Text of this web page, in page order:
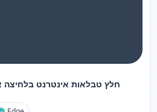
חלץ טבלאות אינטרנט בלחיצה